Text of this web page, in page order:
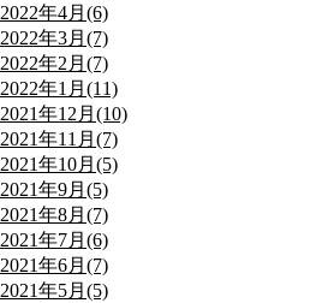
2022年4月(6)
2022年3月(7)
2022年2月(7)
2022年1月(11)
2021年12月(10)
2021年11月(7)
2021年10月(5)
2021年9月(5)
2021年8月(7)
2021年7月(6)
2021年6月(7)
2021年5月(5)